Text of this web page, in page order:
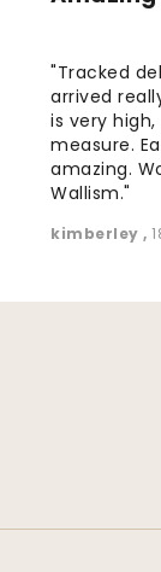
"Tracked
arrived
is very
measure.
amazing.
Wallism."
kimberley,